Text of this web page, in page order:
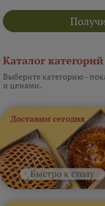
Каталог категорий
Выберите категорию -
и ценами.
Доставим сегодня